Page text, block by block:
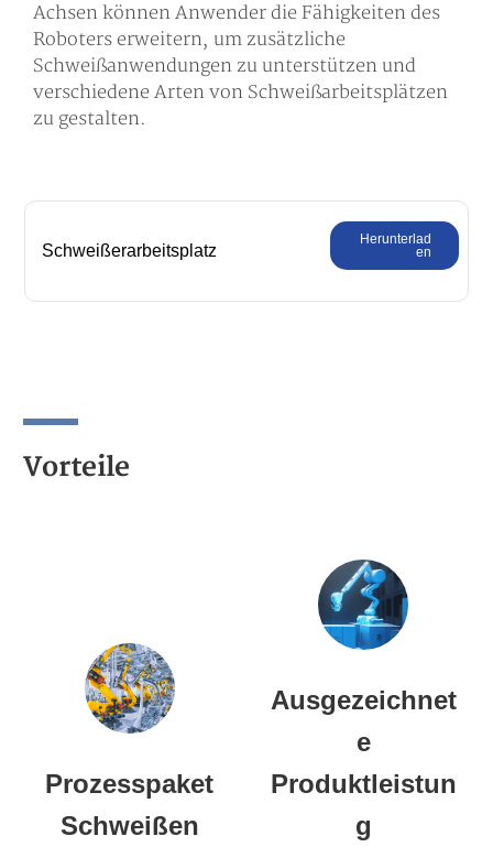
Achsen können Anwender die Fähigkeiten des
Roboters erweitern, um zusätzliche
Schweißanwendungen zu unterstützen und
verschiedene Arten von Schweißarbeitsplätzen
zu gestalten.
Schweißerarbeitsplatz
Herunterlad
en
Vorteile
Prozesspaket
Schweißen
Ausgezeichnet
e
Produktleistun
g